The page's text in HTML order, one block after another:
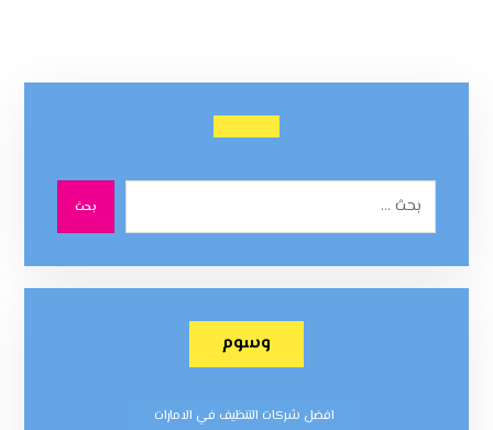
بحث
وسوم
افضل شركات التنظيف في الامارات